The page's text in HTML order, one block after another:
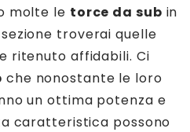
molte le torce da sub in
troverai quelle
ritenuto affidabili. Ci
che nonostante le loro
un ottima potenza e
caratteristica possono